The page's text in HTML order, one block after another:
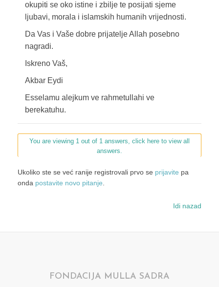
okupiti se oko istine i zbilje te posijati sjeme
ljubavi, morala i islamskih humanih vrijednosti.
Da Vas i Vaše dobre prijatelje Allah posebno
nagradi.
Iskreno Vaš,
Akbar Eydi
Esselamu alejkum ve rahmetullahi ve
berekatuhu.
You are viewing 1 out of 1 answers, click here to view all
answers.
Ukoliko ste se već ranije registrovali prvo se prijavite pa
onda postavite novo pitanje.
Idi nazad
FONDACIJA MULLA SADRA